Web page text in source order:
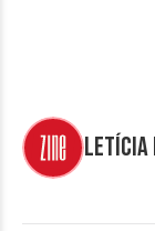
Letícia